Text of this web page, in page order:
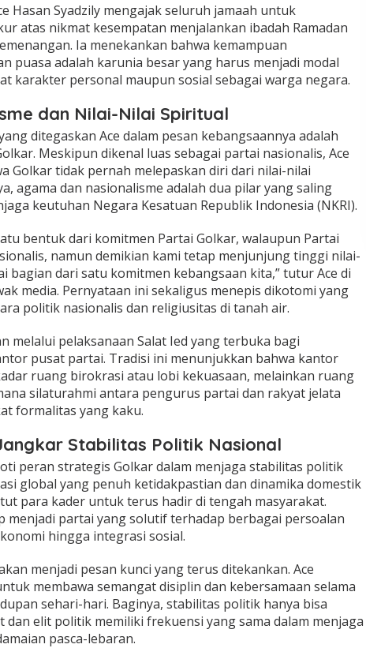
Hasan Syadzily mengajak seluruh jamaah untuk
atas nikmat kesempatan menjalankan ibadah Ramadan
Ia menekankan bahwa kemampuan
puasa adalah karunia besar yang harus menjadi modal
karakter personal maupun sosial sebagai warga negara.
dan Nilai-Nilai Spiritual
ditegaskan Ace dalam pesan kebangsaannya adalah
Meskipun dikenal luas sebagai partai nasionalis, Ace
Golkar tidak pernah melepaskan diri dari nilai-nilai
agama dan nasionalisme adalah dua pilar yang saling
keutuhan Negara Kesatuan Republik Indonesia (NKRI).
bentuk dari komitmen Partai Golkar, walaupun Partai
namun demikian kami tetap menjunjung tinggi nilai-
bagian dari satu komitmen kebangsaan kita,” tutur Ace di
media. Pernyataan ini sekaligus menepis dikotomi yang
politik nasionalis dan religiusitas di tanah air.
melalui pelaksanaan Salat Ied yang terbuka bagi
pusat partai. Tradisi ini menunjukkan bahwa kantor
ruang birokrasi atau lobi kekuasaan, melainkan ruang
silaturahmi antara pengurus partai dan rakyat jelata
formalitas yang kaku.
Stabilitas Politik Nasional
peran strategis Golkar dalam menjaga stabilitas politik
global yang penuh ketidakpastian dan dinamika domestik
para kader untuk terus hadir di tengah masyarakat.
menjadi partai yang solutif terhadap berbagai persoalan
hingga integrasi sosial.
menjadi pesan kunci yang terus ditekankan. Ace
membawa semangat disiplin dan kebersamaan selama
sehari-hari. Baginya, stabilitas politik hanya bisa
dan elit politik memiliki frekuensi yang sama dalam menjaga
pasca-lebaran.